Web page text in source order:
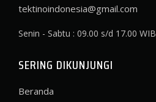
tektinoindonesia@gmail.com
Senin - Sabtu : 09.00 s/d 17.00 WIB
SERING DIKUNJUNGI
Beranda